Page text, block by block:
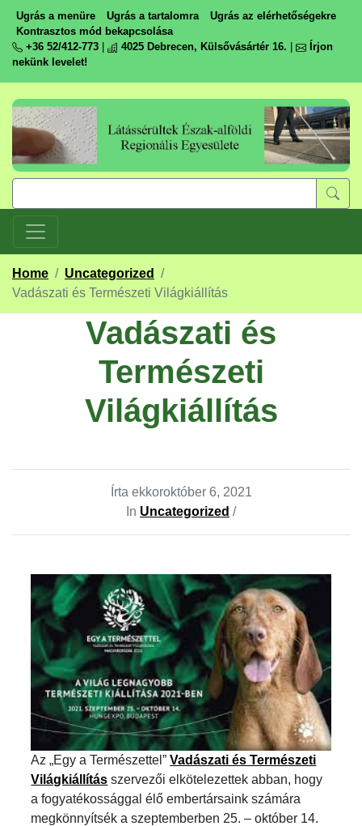
Ugrás a menüre Ugrás a tartalomra
Ugrás az elérhetőségekre
Kontrasztos mód bekapcsolása
+36 52/412-773
4025 Debrecen, Külsővásártér 16.
Írjon
nekünk levelet!
Home / Uncategorized
/
Vadászati és Természeti Világkiállítás
Vadászati és
Természeti
Világkiállítás
Írta ekkoroktóber 6, 2021
In Uncategorized /
Az „Egy a Természettel”Vadászati és Természeti
Világkiállítás szervezői elkötelezettek abban, hogy
a fogyatékossággal élő embertársaink számára
megkönnyítsék a szeptemberben 25. – október 14.